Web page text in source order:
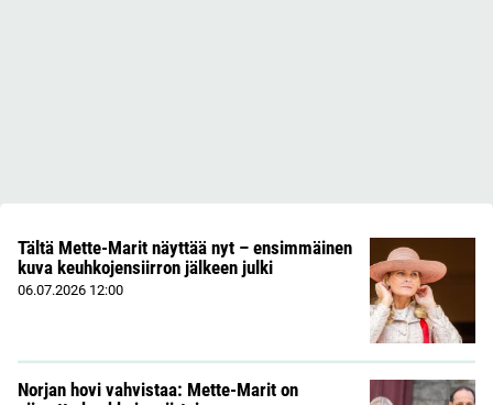
Tältä Mette-Marit näyttää nyt – ensimmäinen
kuva keuhkojensiirron jälkeen julki
06.07.2026 12:00
Norjan hovi vahvistaa: Mette-Marit on